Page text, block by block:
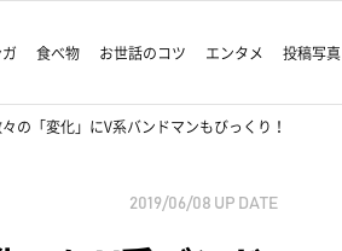
食べ物 お世話のコツ エンタメ 投稿写真
の「変化」にV系バンドマンもびっくり！
2019/06/08 UP DATE